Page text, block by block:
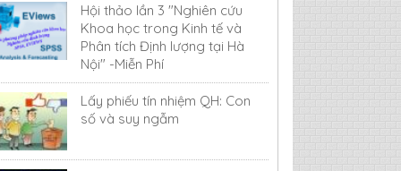
Hội thảo lần 3 "Nghiên cứu
Khoa học trong Kinh tế và
Phân tích Định lượng tại Hà
Nội" -Miễn Phí
Lấy phiếu tín nhiệm QH: Con
số và suy ngẫm